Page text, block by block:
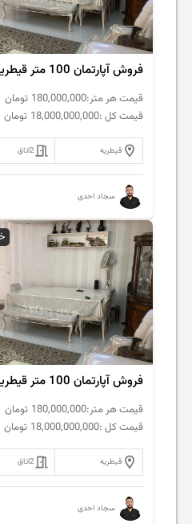
فروش آپارتمان 100 متر قیطریه مدرن
قیمت هر متر:180,000,000 تومان
قیمت کل :18,000,000,000 تومان
قیطریه 2اتاق
سجاد احدی
فروش آپارتمان 100 متر قیطریه مدرن
قیمت هر متر:180,000,000 تومان
قیمت کل :18,000,000,000 تومان
قیطریه 2اتاق
سجاد احدی